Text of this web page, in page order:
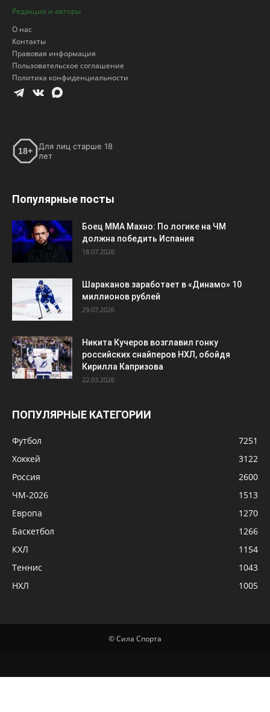
Редакция и авторы
О нас
Контакты
Правовая информация
Пользовательское соглашение
Политика конфиденциальности
18+
Для лиц старше 18
лет
Популярные посты
Боец ММА Махно: По логике на ЧМ
должна победить Испания
18.07.2026
Шараканов заработает в «Динамо» 10
миллионов рублей
29.07.2026
Никита Кучеров возглавил гонку
российских снайперов НХЛ, обойдя
Кирилла Капризова
22.03.2026
ПОПУЛЯРНЫЕ КАТЕГОРИИ
Футбол
7251
Хоккей
3122
Россия
2600
ЧМ-2026
1513
Европа
1270
Баскетбол
1266
КХЛ
1154
Теннис
1043
НХЛ
1005
© Сила Спорта